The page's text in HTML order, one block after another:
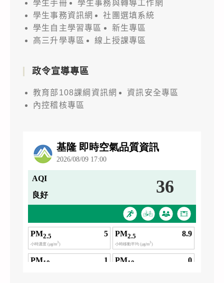
學生手冊
學生事務與轉導工作網
學生事務資訊網
社團選填系統
學生自主學習專區
新生專區
高三升學專區
線上授課專區
政令宣導專區
教育部108課綱資訊網
資訊安全專區
內控稽核專區